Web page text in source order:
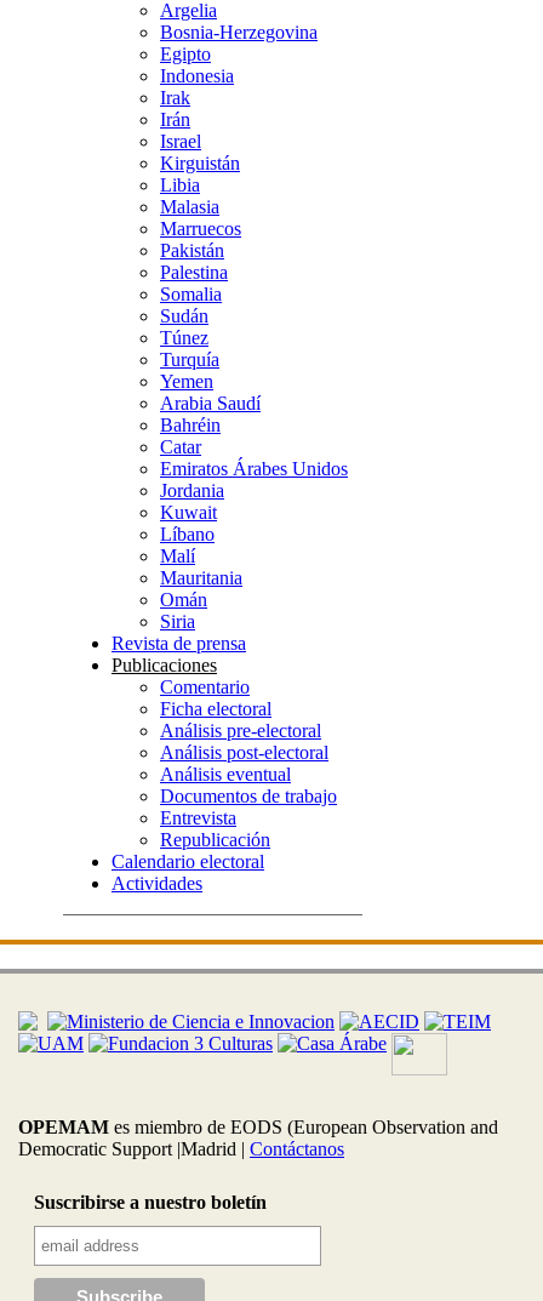
Argelia
Bosnia-Herzegovina
Egipto
Indonesia
Irak
Irán
Israel
Kirguistán
Libia
Malasia
Marruecos
Pakistán
Palestina
Somalia
Sudán
Túnez
Turquía
Yemen
Arabia Saudí
Bahréin
Catar
Emiratos Árabes Unidos
Jordania
Kuwait
Líbano
Malí
Mauritania
Omán
Siria
Revista de prensa
Publicaciones
Comentario
Ficha electoral
Análisis pre-electoral
Análisis post-electoral
Análisis eventual
Documentos de trabajo
Entrevista
Republicación
Calendario electoral
Actividades
OPEMAM es miembro de EODS (European Observation and
Democratic Support |Madrid | Contáctanos
Suscribirse a nuestro boletín